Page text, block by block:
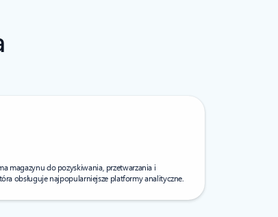
magazynu do pozyskiwania, przetwarzania i
obsługuje najpopularniejsze platformy analityczne.